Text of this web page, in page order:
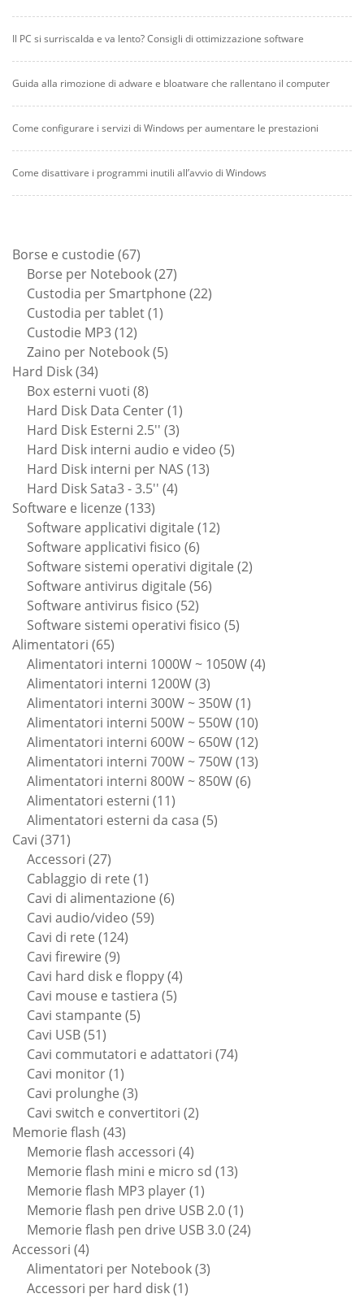
Il PC si surriscalda e va lento? Consigli di ottimizzazione software
Guida alla rimozione di adware e bloatware che rallentano il computer
Come configurare i servizi di Windows per aumentare le prestazioni
Come disattivare i programmi inutili all’avvio di Windows
Borse e custodie 6767
prodotti
Borse per Notebook 2727
prodotti
Custodia per Smartphone 2222
Custodia per tablet 11
Custodie MP3 1212
prodotti
Zaino per Notebook 55
Hard Disk 3434
prodotti
Box esterni vuoti 88
prodotti
Hard Disk Data Center 11
prodotto
Hard Disk Esterni 2.5'' 33
prodotti
Hard Disk interni audio e video 55
Hard Disk interni per NAS 1313
Hard Disk Sata3 - 3.5'' 44
Software e licenze 133133
prodotti
Software applicativi digitale 1212
Software applicativi fisico 66
prodotti
Software sistemi operativi digitale 22
Software antivirus digitale 5656
Software antivirus fisico 5252
prodotti
Software sistemi operativi fisico 55
Alimentatori 6565
prodotti
Alimentatori interni 1000W ~ 1050W 44
Alimentatori interni 1200W 33
prodotti
Alimentatori interni 300W ~ 350W 11
prodotto
Alimentatori interni 500W ~ 550W 1010
prodotti
Alimentatori interni 600W ~ 650W 1212
prodotti
Alimentatori interni 700W ~ 750W 1313
Alimentatori interni 800W ~ 850W 66
Alimentatori esterni 1111
prodotti
Alimentatori esterni da casa 55
Cavi 371371
prodotti
Accessori 2727
prodotti
Cablaggio di rete 11
prodotto
Cavi di alimentazione 66
Cavi audio/video 5959
Cavi di rete 124124
Cavi firewire 99
prodotti
Cavi hard disk e floppy 44
Cavi mouse e tastiera 55
Cavi stampante 55
Cavi USB 5151
prodotti
Cavi commutatori e adattatori 7474
Cavi monitor 11
prodotto
Cavi prolunghe 33
prodotti
Cavi switch e convertitori 22
Memorie flash 4343
prodotti
Memorie flash accessori 44
prodotti
Memorie flash mini e micro sd 1313
Memorie flash MP3 player 11
prodotto
Memorie flash pen drive USB 2.0 11
prodotto
Memorie flash pen drive USB 3.0 2424
Accessori 44
prodotti
Alimentatori per Notebook 33
Accessori per hard disk 11